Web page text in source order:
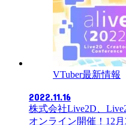
VTuber最新情報
2022.11.16
株式会社Live2D、
オンライン開催！12